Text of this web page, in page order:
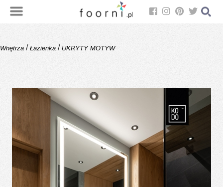
Wnętrza / Łazienka / UKRYTY MOTYW